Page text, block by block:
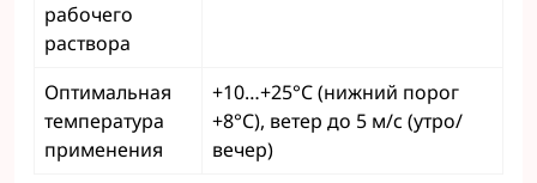
рабочего
раствора
Оптимальная
температура
применения
+10…+25°C (нижний порог
+8°C), ветер до 5 м/с (утро/
вечер)